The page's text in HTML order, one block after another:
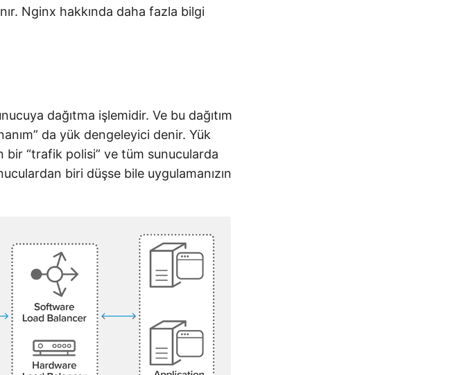
Nginx hakkında daha fazla bilgi
dağıtma işlemidir. Ve bu dağıtım
da yük dengeleyici denir. Yük
bir “trafik polisi” ve tüm sunucularda
biri düşse bile uygulamanızın